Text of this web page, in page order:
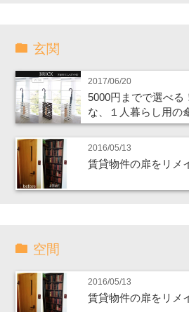
玄関
2017/06/20
5000円までで選べる
な、１人暮らし用の
2016/05/13
賃貸物件の扉をリメ
空間
2016/05/13
賃貸物件の扉をリメ